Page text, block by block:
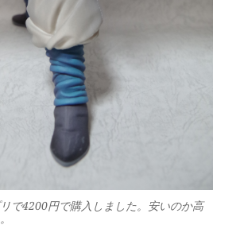
で4200円で購入しました。安いのか高